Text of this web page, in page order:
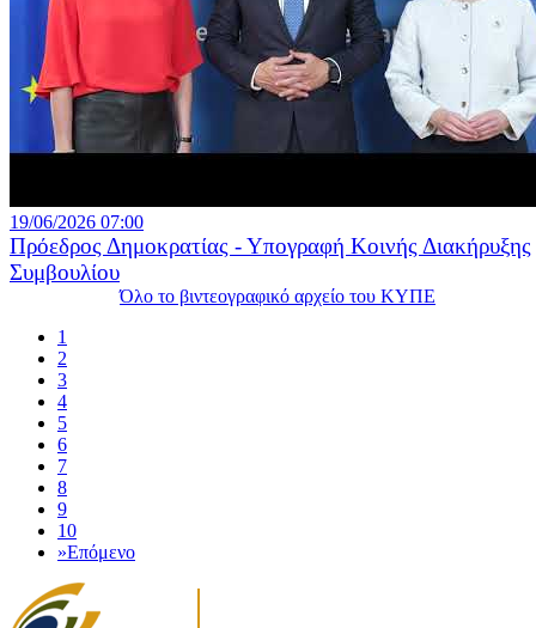
19/06/2026 07:00
Πρόεδρος Δημοκρατίας - Υπογραφή Κοινής Διακήρυξης
Συμβουλίου
Όλο το βιντεογραφικό αρχείο του ΚΥΠΕ
1
2
3
4
5
6
7
8
9
10
»Επόμενο